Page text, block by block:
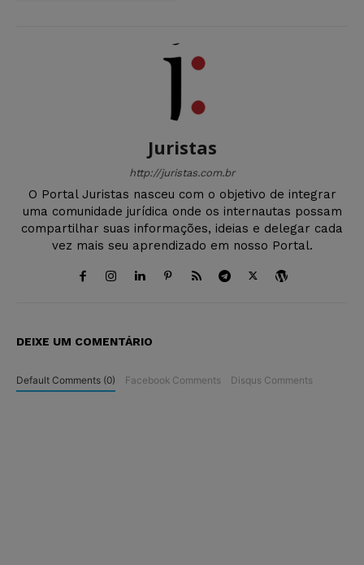
Juristas
http://juristas.com.br
O Portal Juristas nasceu com o objetivo de integrar
uma comunidade jurídica onde os internautas possam
compartilhar suas informações, ideias e delegar cada
vez mais seu aprendizado em nosso Portal.
DEIXE UM COMENTÁRIO
Default Comments (0) Facebook Comments Disqus Comments